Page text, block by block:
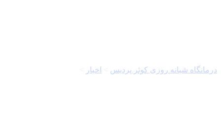
درمانگاه شبانه روزی کوثر پردیس اخبار